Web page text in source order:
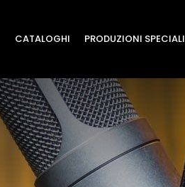
CATALOGHI PRODUZIONI SPECIALI